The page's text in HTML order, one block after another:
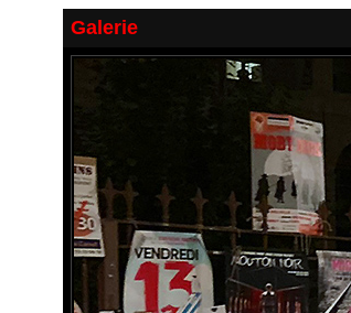
Galerie